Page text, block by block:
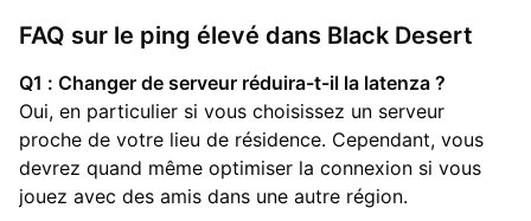
FAQ sur le ping élevé dans Black Desert
Q1 : Changer de serveur réduira-t-il la latenza ?
Oui, en particulier si vous choisissez un serveur
proche de votre lieu de résidence. Cependant, vous
devrez quand même optimiser la connexion si vous
jouez avec des amis dans une autre région.